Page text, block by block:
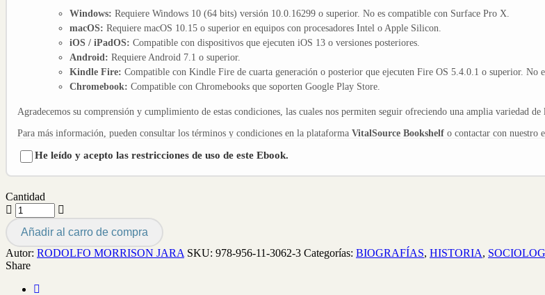
Windows: Requiere Windows 10 (64 bits) versión 10.0.16299 o superior. No es compatible con Surface Pro X.
macOS: Requiere macOS 10.15 o superior en equipos con procesadores Intel o Apple Silicon.
iOS / iPadOS: Compatible con dispositivos que ejecuten iOS 13 o versiones posteriores.
Android: Requiere Android 7.1 o superior.
Kindle Fire: Compatible con Kindle Fire de cuarta generación o posterior que ejecuten Fire OS 5.4.0.1 o superior.
Chromebook: Compatible con Chromebooks que soporten Google Play Store.
Agradecemos su comprensión y cumplimiento de estas condiciones, las cuales nos permiten seguir ofreciendo una amplia variedad
Para más información, pueden consultar los términos y condiciones en la plataforma VitalSource Bookshelf o contactar con nuestro
He leído y acepto las restricciones de uso de este Ebook.
Cantidad
Añadir al carro de compra
Autor: RODOLFO MORRISON JARA SKU: 978-956-11-3062-3 Categorías: BIOGRAFÍAS, HISTORIA,
Share